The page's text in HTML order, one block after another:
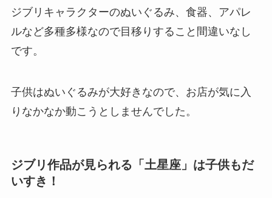
ジブリキャラクターのぬいぐるみ、食器、アパレ
ルなど多種多様なので目移りすること間違いなし
です。
子供はぬいぐるみが大好きなので、お店が気に入
りなかなか動こうとしませんでした。
ジブリ作品が見られる「土星座」は子供もだ
いすき！